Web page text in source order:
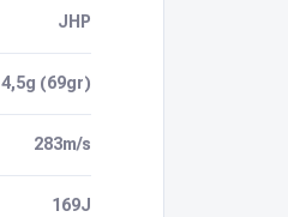
JHP
4,5g (69gr)
283m/s
169J